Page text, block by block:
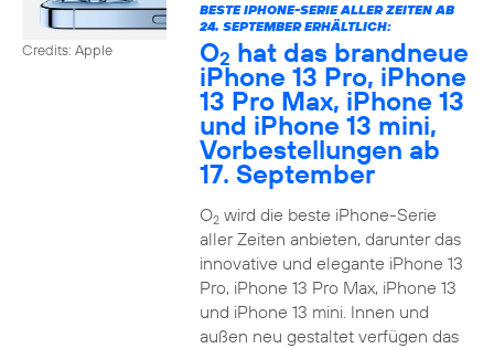
Credits: Apple
BESTE IPHONE-SERIE ALLER ZEITEN AB
24. SEPTEMBER ERHÄLTLICH:
O2 hat das brandneue
iPhone 13 Pro, iPhone
13 Pro Max, iPhone 13
und iPhone 13 mini,
Vorbestellungen ab
17. September
O2wird die beste iPhone-Serie
aller Zeiten anbieten, darunter das
innovative und elegante iPhone 13
Pro, iPhone 13 Pro Max, iPhone 13
und iPhone 13 mini. Innen und
außen neu gestaltet verfügen das